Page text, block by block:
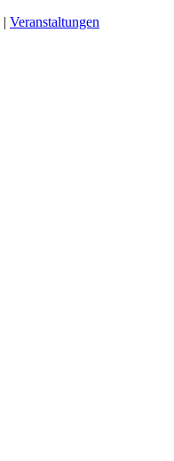
| Veranstaltungen